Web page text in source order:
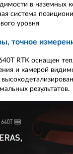
в наземных
система
уровня
точное
RTK оснащен
и камерой
результатов.